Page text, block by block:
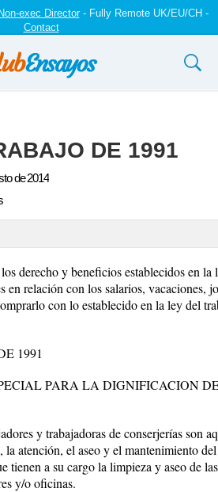
Non-exec Director- Fully Remote UK/EU/CH -
Contact
DE 1991
de 2014
derecho y beneficios establecidos en
en relación con los salarios, vacaciones,
con lo establecido en la ley del
1991
PARA LA DIGNIFICACION
y trabajadoras de conserjerías son
atención, el aseo y el mantenimiento
tienen a su cargo la limpieza y aseo de
y/o oficinas.